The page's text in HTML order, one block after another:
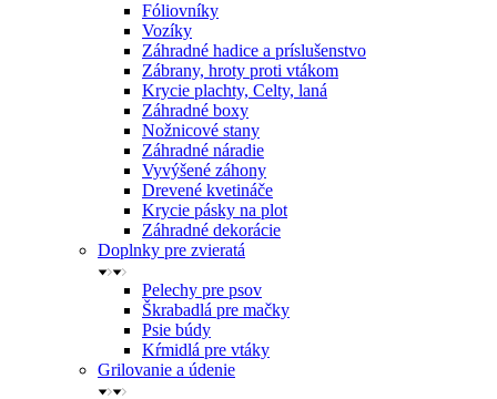
Fóliovníky
Vozíky
Záhradné hadice a príslušenstvo
Zábrany, hroty proti vtákom
Krycie plachty, Celty, laná
Záhradné boxy
Nožnicové stany
Záhradné náradie
Vyvýšené záhony
Drevené kvetináče
Krycie pásky na plot
Záhradné dekorácie
Doplnky pre zvieratá
Pelechy pre psov
Škrabadlá pre mačky
Psie búdy
Kŕmidlá pre vtáky
Grilovanie a údenie